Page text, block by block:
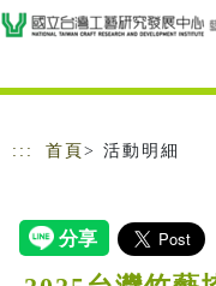
跳到主要內容
網站導覽
::: 首頁 > 活動明細